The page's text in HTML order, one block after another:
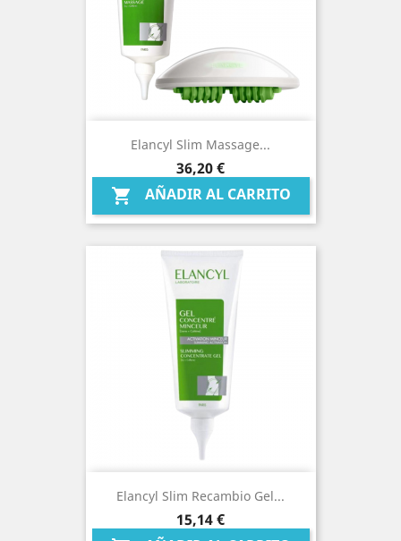
Elancyl Slim Massage...
Precio
36,20 €
 AÑADIR AL CARRITO
Elancyl Slim Recambio Gel...
Precio
15,14 €